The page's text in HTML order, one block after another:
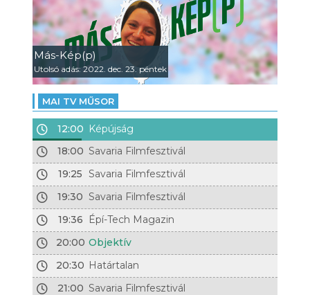
Más-Kép(p)
Utolsó adás: 2022. dec. 23. péntek
MAI TV MŰSOR
12:00 Képújság
18:00 Savaria Filmfesztivál
19:25 Savaria Filmfesztivál
19:30 Savaria Filmfesztivál
19:36
Épí-Tech Magazin
20:00 Objektív
20:30 Határtalan
21:00 Savaria Filmfesztivál